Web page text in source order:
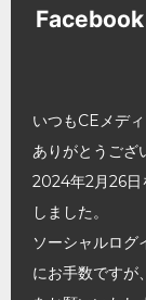
いつもCEメデ
ありがとうござ
2024年2月26日
しました。
ソーシャルログ
にお手数ですが